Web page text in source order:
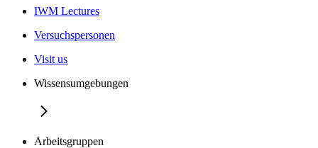
IWM Lectures
Versuchspersonen
Visit us
Wissensumgebungen
Arbeitsgruppen